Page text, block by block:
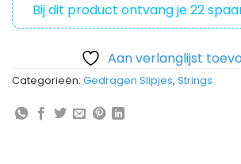
Bij dit product ontvang je22
Aan verlanglijst
Categorieën: Gedragen Slipjes, Strings